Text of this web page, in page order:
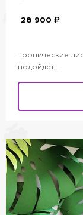
28 900
Тропические
подойдет…